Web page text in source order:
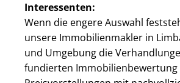
Interessenten:
Wenn die engere Auswahl
unsere Im­mo­bi­li­en­mak­ler in
und Umgebung die
fundierten